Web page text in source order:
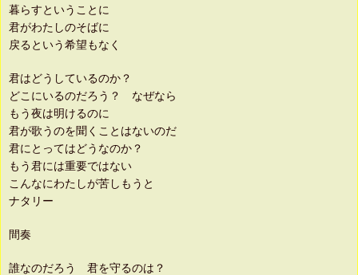
暮らすということに
君がわたしのそばに
戻るという希望もなく
君はどうしているのか？
どこにいるのだろう？ なぜなら
もう夜は明けるのに
君が歌うのを聞くことはないのだ
君にとってはどうなのか？
もう君には重要ではない
こんなにわたしが苦しもうと
ナタリー
間奏
誰なのだろう 君を守るのは？